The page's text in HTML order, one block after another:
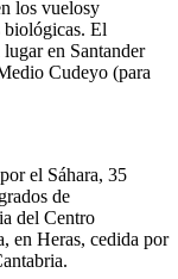
los vuelosy
biológicas. El
en Santander
Cudeyo (para
el Sáhara, 35
de
del Centro
en Heras, cedida por